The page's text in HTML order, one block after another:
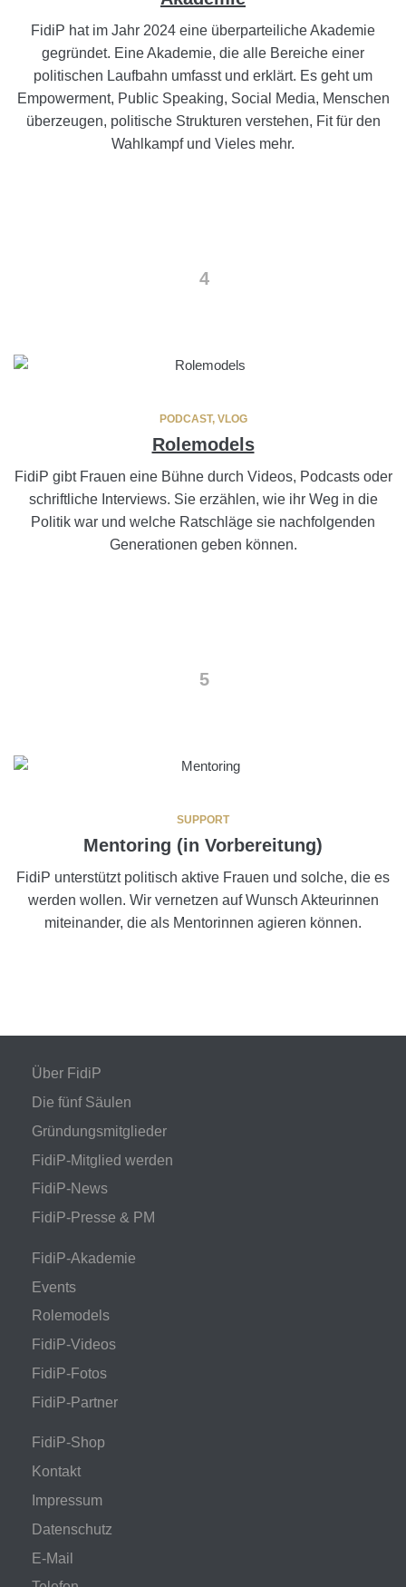
FidiP hat im Jahr 2024 eine überparteiliche Akademie
gegründet. Eine Akademie, die alle Bereiche einer
politischen Laufbahn umfasst und erklärt. Es geht um
Empowerment, Public Speaking, Social Media, Menschen
überzeugen, politische Strukturen verstehen, Fit für den
Wahlkampf und Vieles mehr.
4
PODCAST, VLOG
Rolemodels
FidiP gibt Frauen eine Bühne durch Videos, Podcasts oder
schriftliche Interviews. Sie erzählen, wie ihr Weg in die
Politik war und welche Ratschläge sie nachfolgenden
Generationen geben können.
5
SUPPORT
Mentoring (in Vorbereitung)
FidiP unterstützt politisch aktive Frauen und solche, die es
werden wollen. Wir vernetzen auf Wunsch Akteurinnen
miteinander, die als Mentorinnen agieren können.
Über FidiP
Die fünf Säulen
Gründungsmitglieder
FidiP-Mitglied werden
FidiP-News
FidiP-Presse & PM
FidiP-Akademie
Events
Rolemodels
FidiP-Videos
FidiP-Fotos
FidiP-Partner
FidiP-Shop
Kontakt
Impressum
Datenschutz
E-Mail